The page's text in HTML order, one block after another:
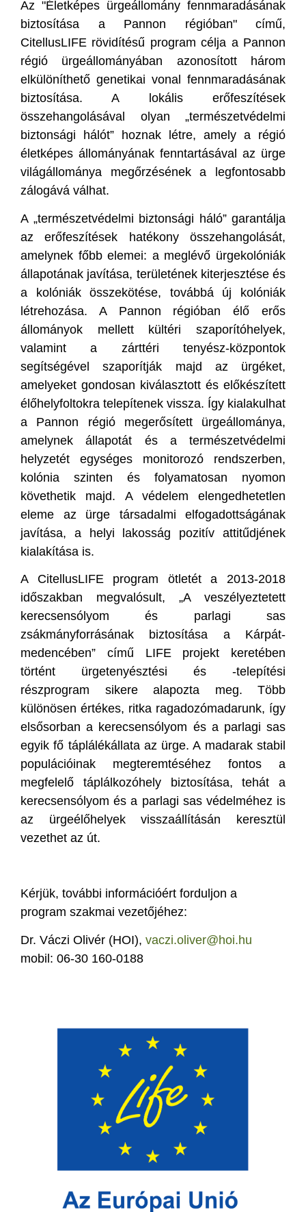
Az "Életképes ürgeállomány fennmaradásának
biztosítása a Pannon régióban" című,
CitellusLIFE rövidítésű program célja a Pannon
régió ürgeállományában azonosított három
elkülöníthető genetikai vonal fennmaradásának
biztosítása. A lokális erőfeszítések
összehangolásával olyan „természetvédelmi
biztonsági hálót” hoznak létre, amely a régió
életképes állományának fenntartásával az ürge
világállománya megőrzésének a legfontosabb
zálogává válhat.
A „természetvédelmi biztonsági háló” garantálja
az erőfeszítések hatékony összehangolását,
amelynek főbb elemei: a meglévő ürgekolóniák
állapotának javítása, területének kiterjesztése és
a kolóniák összekötése, továbbá új kolóniák
létrehozása. A Pannon régióban élő erős
állományok mellett kültéri szaporítóhelyek,
valamint a zárttéri tenyész-központok
segítségével szaporítják majd az ürgéket,
amelyeket gondosan kiválasztott és előkészített
élőhelyfoltokra telepítenek vissza. Így kialakulhat
a Pannon régió megerősített ürgeállománya,
amelynek állapotát és a természetvédelmi
helyzetét egységes monitorozó rendszerben,
kolónia szinten és folyamatosan nyomon
követhetik majd. A védelem elengedhetetlen
eleme az ürge társadalmi elfogadottságának
javítása, a helyi lakosság pozitív attitűdjének
kialakítása is.
A CitellusLIFE program ötletét a 2013-2018
időszakban megvalósult, „A veszélyeztetett
kerecsensólyom és parlagi sas
zsákmányforrásának biztosítása a Kárpát-
medencében” című LIFE projekt keretében
történt ürgetenyésztési és -telepítési
részprogram sikere alapozta meg. Több
különösen értékes, ritka ragadozómadarunk, így
elsősorban a kerecsensólyom és a parlagi sas
egyik fő táplálékállata az ürge. A madarak stabil
populációinak megteremtéséhez fontos a
megfelelő táplálkozóhely biztosítása, tehát a
kerecsensólyom és a parlagi sas védelméhez is
az ürgeélőhelyek visszaállításán keresztül
vezethet az út.
Kérjük, további információért forduljon a
program szakmai vezetőjéhez:
Dr. Váczi Olivér (HOI), vaczi.oliver@hoi.hu
mobil: 06-30 160-0188